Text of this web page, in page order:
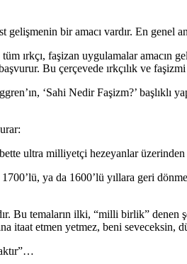
bir amacı vardır. En genel
ırkçı, faşizan uygulamalar amacın
Bu çerçevede ırkçılık ve
‘Sahi Nedir Faşizm?’ başlıklı
ultra milliyetçi hezeyanlar üzerinden
ya da 1600’lü yıllara geri
Bu temaların ilki, “milli birlik”
itaat etmen yetmez, beni seveceksin,